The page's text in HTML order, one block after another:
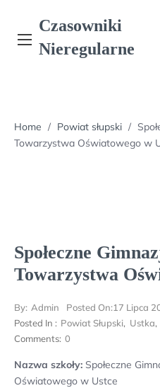
content
Czasowniki
Nieregularne
Home / Powiat słupski /
Towarzystwa Oświatowego w
Społeczne
Towarzystwa
By: Admin Posted On:17 Lipca
Posted In : Powiat Słupski, Ustka,
Comments: 0
Nazwa szkoły: Społeczne
Oświatowego w Ustce